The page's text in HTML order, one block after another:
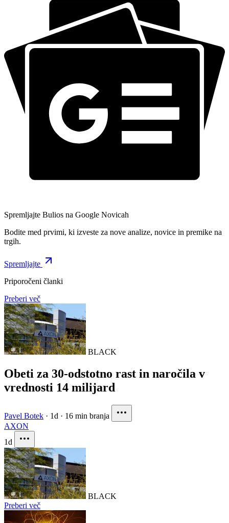
Spremljajte Bulios na Google Novicah
Bodite med prvimi, ki izveste za nove analize, novice in premike na
trgih.
Spremljajte
Priporočeni članki
Preberi več
BLACK
Obeti za 30-odstotno rast in naročila v
vrednosti 14 milijard
Pavel Botek · 1d · 16 min branja
AXON
1d
BLACK
Preberi več